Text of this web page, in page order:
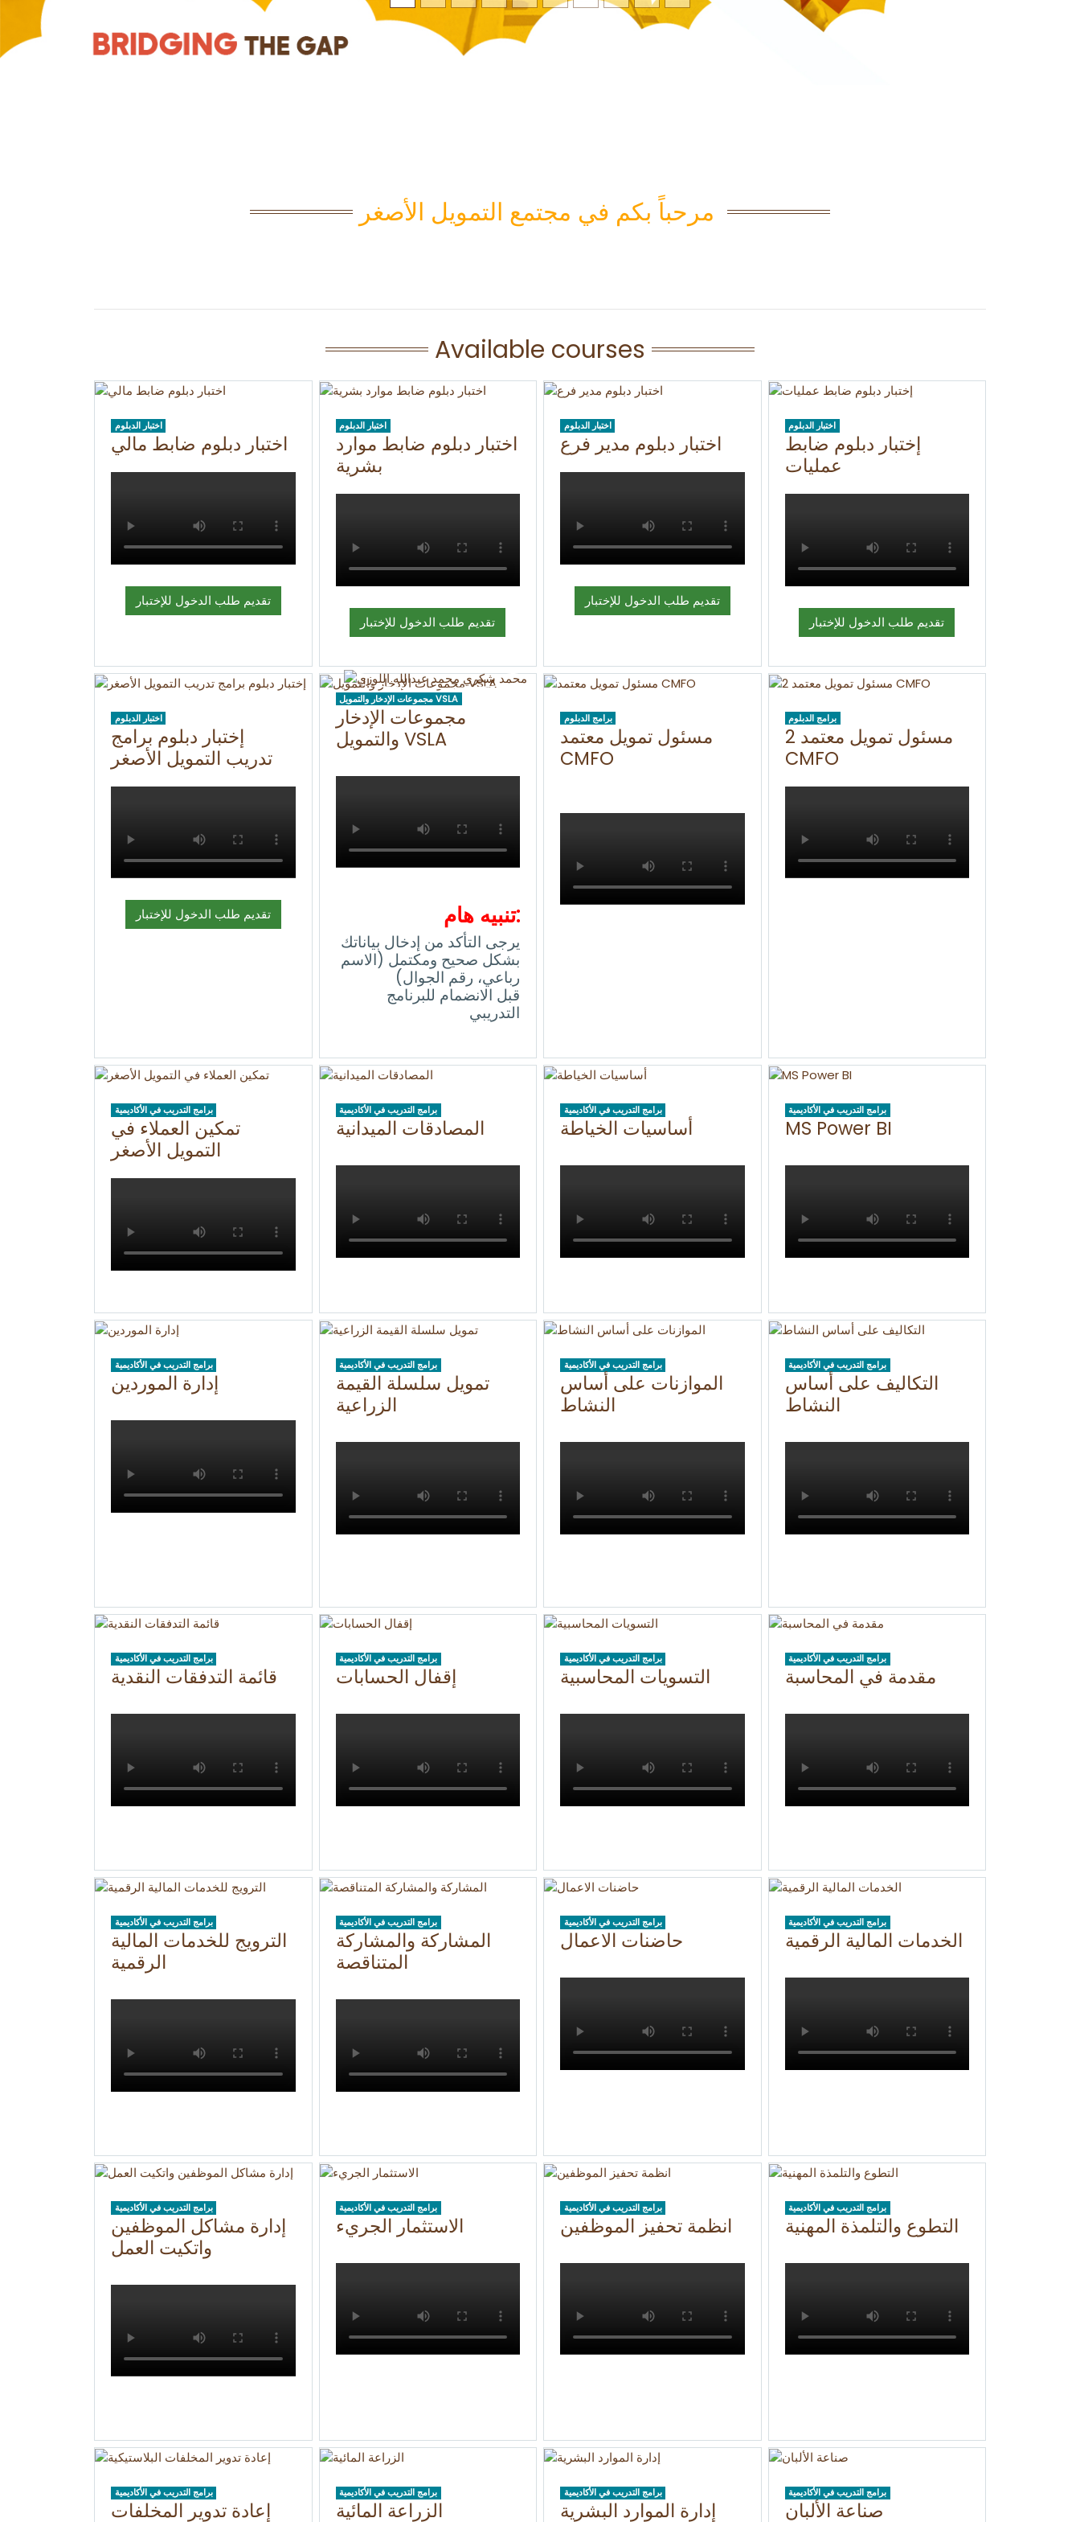
Available courses
اختبار الدبلوم
اختبار دبلوم ضابط مالي
تقديم طلب الدخول للإختبار
اختبار الدبلوم
اختبار دبلوم ضابط موارد
بشرية
تقديم طلب الدخول للإختبار
اختبار الدبلوم
اختبار دبلوم مدير فرع
تقديم طلب الدخول للإختبار
اختبار الدبلوم
إختبار دبلوم ضابط
عمليات
تقديم طلب الدخول للإختبار
اختبار الدبلوم
إختبار دبلوم برامج
تدريب التمويل الأصغر
تقديم طلب الدخول للإختبار
مجموعات الإدخار والتمويل VSLA
مجموعات الإدخار
والتمويل VSLA
تنبيه هام:
يرجى التأكد من إدخال بياناتك
بشكل صحيح ومكتمل (الاسم
رباعي، رقم الجوال)
قبل الانضمام للبرنامج
التدريبي
برامج الدبلوم
مسئول تمويل معتمد
CMFO
برامج الدبلوم
مسئول تمويل معتمد 2
CMFO
برامج التدريب في الأكاديمية
تمكين العملاء في
التمويل الأصغر
برامج التدريب في الأكاديمية
المصادقات الميدانية
برامج التدريب في الأكاديمية
أساسيات الخياطة
برامج التدريب في الأكاديمية
MS Power BI
برامج التدريب في الأكاديمية
إدارة الموردين
برامج التدريب في الأكاديمية
تمويل سلسلة القيمة
الزراعية
برامج التدريب في الأكاديمية
الموازنات على أساس
النشاط
برامج التدريب في الأكاديمية
التكاليف على أساس
النشاط
برامج التدريب في الأكاديمية
قائمة التدفقات النقدية
برامج التدريب في الأكاديمية
إقفال الحسابات
برامج التدريب في الأكاديمية
التسويات المحاسبية
برامج التدريب في الأكاديمية
مقدمة في المحاسبة
برامج التدريب في الأكاديمية
الترويج للخدمات المالية
الرقمية
برامج التدريب في الأكاديمية
المشاركة والمشاركة
المتناقصة
برامج التدريب في الأكاديمية
حاضنات الاعمال
برامج التدريب في الأكاديمية
الخدمات المالية الرقمية
برامج التدريب في الأكاديمية
إدارة مشاكل الموظفين
واتكيت العمل
برامج التدريب في الأكاديمية
الاستثمار الجريء
برامج التدريب في الأكاديمية
انظمة تحفيز الموظفين
برامج التدريب في الأكاديمية
التطوع والتلمذة المهنية
برامج التدريب في الأكاديمية
إعادة تدوير المخلفات
برامج التدريب في الأكاديمية
الزراعة المائية
برامج التدريب في الأكاديمية
إدارة الموارد البشرية
برامج التدريب في الأكاديمية
صناعة الألبان